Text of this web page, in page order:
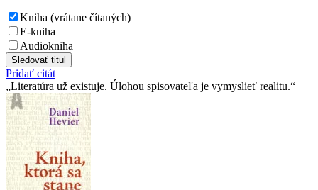
Kniha (vrátane čítaných)
E-kniha
Audiokniha
Sledovať titul
Pridať citát
Literatúra už existuje. Úlohou spisovateľa je vymyslieť realitu.